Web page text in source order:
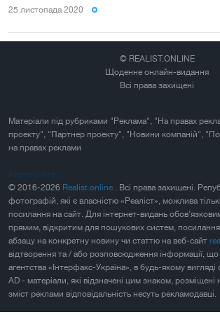
25 листопада 2020
© REALIST.ONLINE
Щоденне онлайн-видання
Всі права захищені
Матеріали під рубриками "Реклама", "На правах
проекту", "Партнер проекту", "Новини компаній",
на правах реклами
Карта сайта
© 2016-2026 Realist.online . Всі права захищені.
фотографій, які є власністю «Реаліст», можлива
посилання на сайт. Для інтернет-видань
прямим, відкритим для пошукових систем,
абзацу на конкретну новину чи статтю на веб-сайт
відтворення та / або розповсюдження інформації,
агентства «Інтерфакс-Україна», в будь-якому
AD - матеріали, які відзначені цим знаком,
зміст реклами відповідальність несуть рекламодавці.